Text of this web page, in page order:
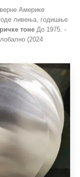
Америке
ливења, годишње
тоне До 1975. -
(2024